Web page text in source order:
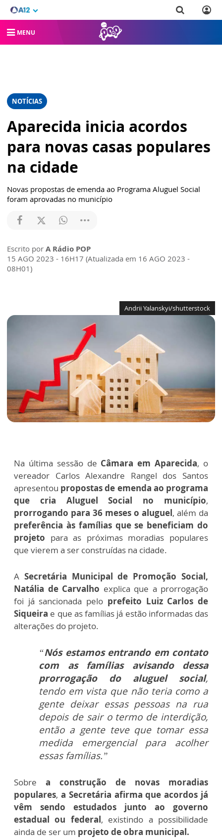
MENU
NOTÍCIAS
Aparecida inicia acordos
para novas casas populares
na cidade
Novas propostas de emenda ao Programa Aluguel Social
foram aprovadas no município
Escrito por A Rádio POP
15 AGO 2023 - 16H17 (Atualizada em 16 AGO 2023 -
08H01)
Andrii Yalanskyi/shutterstock
Na última sessão de Câmara em Aparecida, o
vereador Carlos Alexandre Rangel dos Santos
apresentou propostas de emenda ao programa
que cria Aluguel Social no município,
prorrogando para 36 meses o aluguel, além da
preferência às famílias que se beneficiam do
projeto para as próximas moradias populares
que vierem a ser construídas na cidade.
A Secretária Municipal de Promoção Social,
Natália de Carvalho explica que a prorrogação
foi já sancionada pelo prefeito Luiz Carlos de
Siqueira e que as famílias já estão informadas das
alterações do projeto.
“Nós estamos entrando em contato
com as famílias avisando dessa
prorrogação do aluguel social,
tendo em vista que não teria como a
gente deixar essas pessoas na rua
depois de sair o termo de interdição,
então a gente teve que tomar essa
medida emergencial para acolher
essas famílias.”
Sobre a construção de novas moradias
populares, a Secretária afirma que acordos já
vêm sendo estudados junto ao governo
estadual ou federal, existindo a possibilidade
ainda de ser um projeto de obra municipal.